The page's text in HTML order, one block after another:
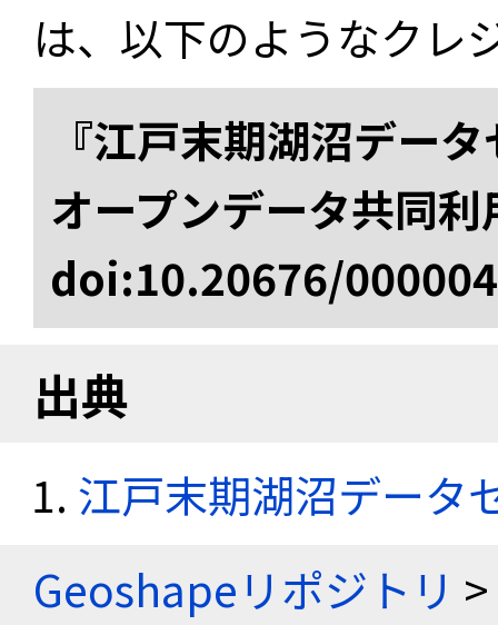
は、以下のようなクレ
『江戸末期湖沼デー
オープンデータ共同
doi:10.20676/
出典
江戸末期湖沼データ
Geoshapeリポジトリ >